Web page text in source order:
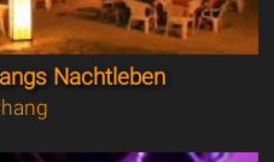
Nachtleben